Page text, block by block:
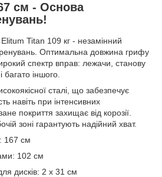
см - Основа
Titan 109 кг - незамінний
Оптимальна довжина грифу
спектр вправ: лежачи, станову
багато іншого.
сталі, що забезпечує
навіть при інтенсивних
покриття захищає від корозії.
зоні гарантують надійний хват.
167 см
102 см
дисків: 2 х 31 см